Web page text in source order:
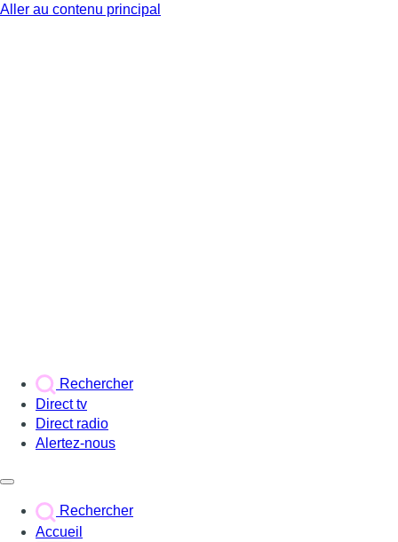
Aller au contenu principal
Rechercher
Direct tv
Direct radio
Alertez-nous
Rechercher
Accueil